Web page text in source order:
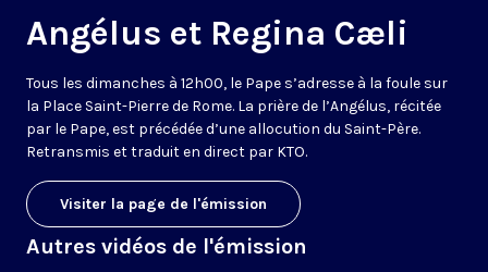
Angélus et Regina Cæli
Tous les dimanches à 12h00, le Pape s’adresse à la foule sur
la Place Saint-Pierre de Rome. La prière de l’Angélus, récitée
par le Pape, est précédée d’une allocution du Saint-Père.
Retransmis et traduit en direct par KTO.
Visiter la page de l'émission
Autres vidéos de l'émission